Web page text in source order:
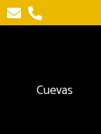
Cuevas